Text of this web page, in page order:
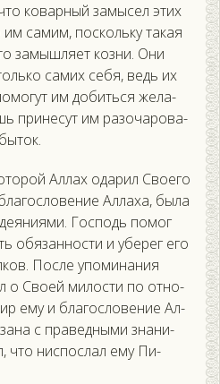
ко­вар­ный за­мысел этих
са­мим, пос­коль­ку та­кая
за­мыш­ля­ет коз­ни. Они
са­мих се­бя, ведь их
им до­бить­ся же­ла­
при­несут им ра­зоча­рова­
Ал­лах ода­рил Сво­его
Ал­ла­ха, бы­ла
Гос­подь по­мог
обя­зан­ности и убе­рег его
Пос­ле упо­мина­ния
о Сво­ей ми­лос­ти по от­но­
ему и бла­гос­ло­вение Ал­
с пра­вед­ны­ми зна­ни­
что нис­послал ему Пи­